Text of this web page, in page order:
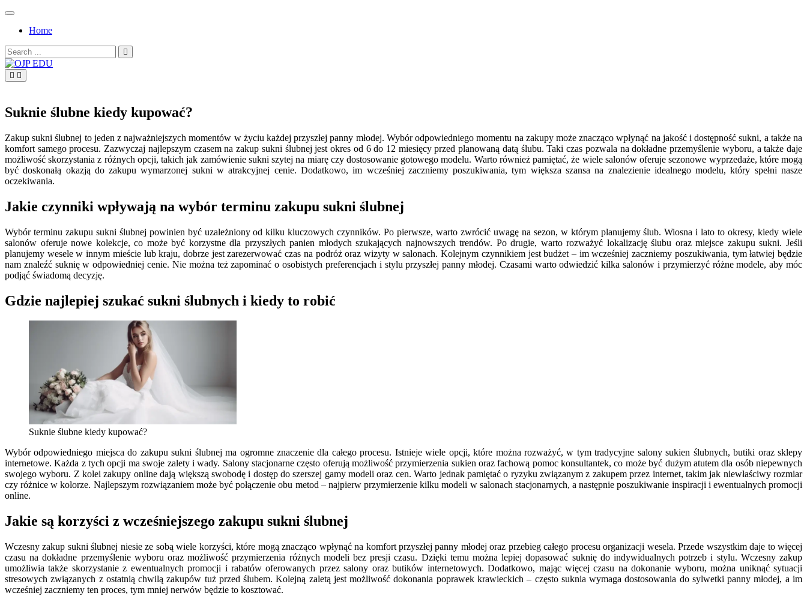
Skip
contentHome
Search
for:
Suknie ślubne kiedy kupować?
Zakup sukni ślubnej to jeden z najważniejszych momentów w życiu każdej przyszłej panny młodej. Wybór odpowiedniego momentu na zakupy może znacząco wpłynąć na jakość i dostępność sukni, a także na
komfort samego procesu. Zazwyczaj najlepszym czasem na zakup sukni ślubnej jest okres od 6 do 12 miesięcy przed planowaną datą ślubu. Taki czas pozwala na dokładne przemyślenie wyboru, a także daje
możliwość skorzystania z różnych opcji, takich jak zamówienie sukni szytej na miarę czy dostosowanie gotowego modelu. Warto również pamiętać, że wiele salonów oferuje sezonowe wyprzedaże, które mogą
być doskonałą okazją do zakupu wymarzonej sukni w atrakcyjnej cenie. Dodatkowo, im wcześniej zaczniemy poszukiwania, tym większa szansa na znalezienie idealnego modelu, który spełni nasze
oczekiwania.
Jakie czynniki wpływają na wybór terminu zakupu sukni ślubnej
Wybór terminu zakupu sukni ślubnej powinien być uzależniony od kilku kluczowych czynników. Po pierwsze, warto zwrócić uwagę na sezon, w którym planujemy ślub. Wiosna i lato to okresy, kiedy wiele
salonów oferuje nowe kolekcje, co może być korzystne dla przyszłych panien młodych szukających najnowszych trendów. Po drugie, warto rozważyć lokalizację ślubu oraz miejsce zakupu sukni. Jeśli
planujemy wesele w innym mieście lub kraju, dobrze jest zarezerwować czas na podróż oraz wizyty w salonach. Kolejnym czynnikiem jest budżet – im wcześniej zaczniemy poszukiwania, tym łatwiej będzie
nam znaleźć suknię w odpowiedniej cenie. Nie można też zapominać o osobistych preferencjach i stylu przyszłej panny młodej. Czasami warto odwiedzić kilka salonów i przymierzyć różne modele, aby móc
podjąć świadomą decyzję.
Gdzie najlepiej szukać sukni ślubnych i kiedy to robić
Suknie ślubne kiedy kupować?
Wybór odpowiedniego miejsca do zakupu sukni ślubnej ma ogromne znaczenie dla całego procesu. Istnieje wiele opcji, które można rozważyć, w tym tradycyjne salony sukien ślubnych, butiki oraz sklepy
internetowe. Każda z tych opcji ma swoje zalety i wady. Salony stacjonarne często oferują możliwość przymierzenia sukien oraz fachową pomoc konsultantek, co może być dużym atutem dla osób niepewnych
swojego wyboru. Z kolei zakupy online dają większą swobodę i dostęp do szerszej gamy modeli oraz cen. Warto jednak pamiętać o ryzyku związanym z zakupem przez internet, takim jak niewłaściwy rozmiar
czy różnice w kolorze. Najlepszym rozwiązaniem może być połączenie obu metod – najpierw przymierzenie kilku modeli w salonach stacjonarnych, a następnie poszukiwanie inspiracji i ewentualnych promocji
online.
Jakie są korzyści z wcześniejszego zakupu sukni ślubnej
Wczesny zakup sukni ślubnej niesie ze sobą wiele korzyści, które mogą znacząco wpłynąć na komfort przyszłej panny młodej oraz przebieg całego procesu organizacji wesela. Przede wszystkim daje to więcej
czasu na dokładne przemyślenie wyboru oraz możliwość przymierzenia różnych modeli bez presji czasu. Dzięki temu można lepiej dopasować suknię do indywidualnych potrzeb i stylu. Wczesny zakup
umożliwia także skorzystanie z ewentualnych promocji i rabatów oferowanych przez salony oraz butików internetowych. Dodatkowo, mając więcej czasu na dokonanie wyboru, można uniknąć sytuacji
stresowych związanych z ostatnią chwilą zakupów tuż przed ślubem. Kolejną zaletą jest możliwość dokonania poprawek krawieckich – często suknia wymaga dostosowania do sylwetki panny młodej, a im
wcześniej zaczniemy ten proces, tym mniej nerwów będzie to kosztować.